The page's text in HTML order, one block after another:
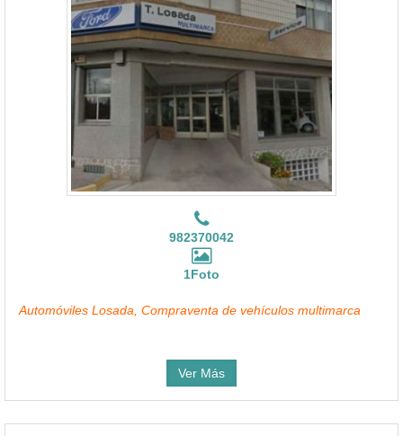
982370042
1Foto
Automóviles Losada, Compraventa de vehículos multimarca
Ver Más